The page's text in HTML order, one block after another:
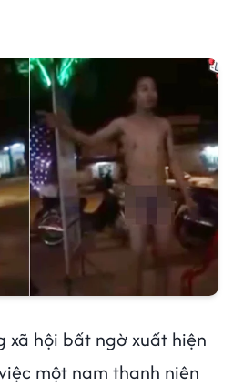
xã hội bất ngờ xuất hiện
một nam thanh niên